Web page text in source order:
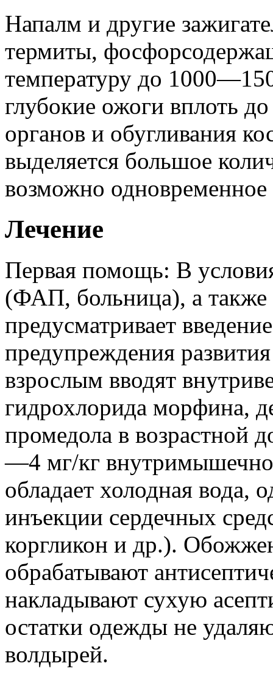
Напалм и другие
термиты,
температуру до
глубокие ожоги вплоть
органов и обугливания
выделяется большое
возможно одновременное
Лечение
Первая помощь: В
(ФАП, больница), а также
предусматривает
предупреждения
взрослым вводят
гидрохлорида морфина,
промедола в возрастной
—4 мг/кг
обладает холодная вода,
инъекции сердечных
коргликон и др.).
обрабатывают
накладывают сухую
остатки одежды не
волдырей.